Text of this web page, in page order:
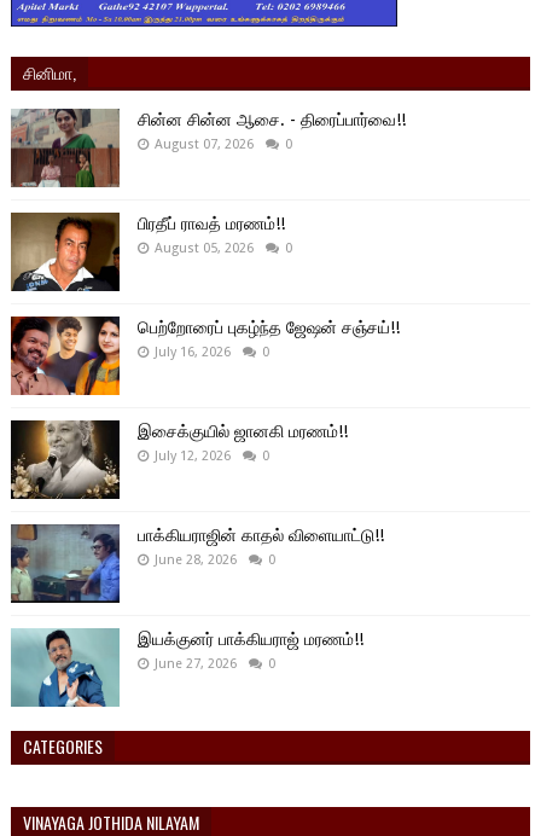
சினிமா,
சின்ன சின்ன ஆசை. - திரைப்பார்வை!!
August 07, 2026 0
பிரதீப் ராவத் மரணம்!!
August 05, 2026 0
பெற்றோரைப் புகழ்ந்த ஜேஷன் சஞ்சய்!!
July 16, 2026 0
இசைக்குயில் ஜானகி மரணம்!!
July 12, 2026 0
பாக்கியராஜின் காதல் விளையாட்டு!!
June 28, 2026 0
இயக்குனர் பாக்கியராஜ் மரணம்!!
June 27, 2026 0
CATEGORIES
VINAYAGA JOTHIDA NILAYAM